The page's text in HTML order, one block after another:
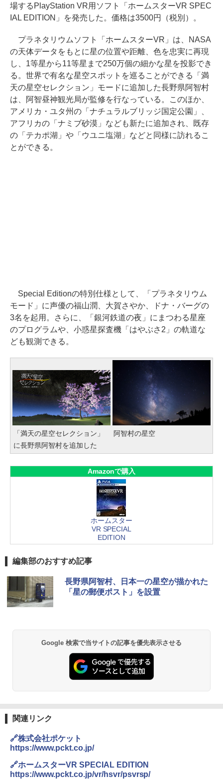
場するPlayStation VR用ソフト「ホームスターVR SPEC
IAL EDITION」を発売した。価格は3500円（税別）。
プラネタリウムソフト「ホームスターVR」は、NASA
の天体データをもとに星の位置や距離、色を忠実に再現
し、1等星から11等星まで250万個の細かな星を投影でき
る。世界で有名な星空スポットを巡ることができる「満
天の星空セレクション」モードに追加した長野県阿智村
は、阿智昼神観光局が監修を行なっている。このほか、
アメリカ・ユタ州の「ナチュラルブリッジ国定公園」、
アフリカの「ナミブ砂漠」なども新たに追加され、既存
の「テカポ湖」や「ウユニ塩湖」などと同様に訪れるこ
とができる。
Special Editionの特別仕様として、「プラネタリウム
モード」に声優の福山潤、大賀さやか、ドナ・バーグの
3名を起用。さらに、「銀河鉄道の夜」にまつわる星座
のプログラムや、小惑星探査機「はやぶさ2」の軌道な
ども観測できる。
「満天の星空セレクション」
に長野県阿智村を追加した
阿智村の星空
Amazonで購入
ホームスター
VR SPECIAL
EDITION
編集部のおすすめ記事
長野県阿智村、日本一の星空が描かれた
「星の郵便ポスト」を設置
Google 検索で当サイトの記事を優先表示させる
関連リンク
🔗株式会社ポケット
https://www.pckt.co.jp/
🔗ホームスターVR SPECIAL EDITION
https://www.pckt.co.jp/vr/hsvr/psvrsp/